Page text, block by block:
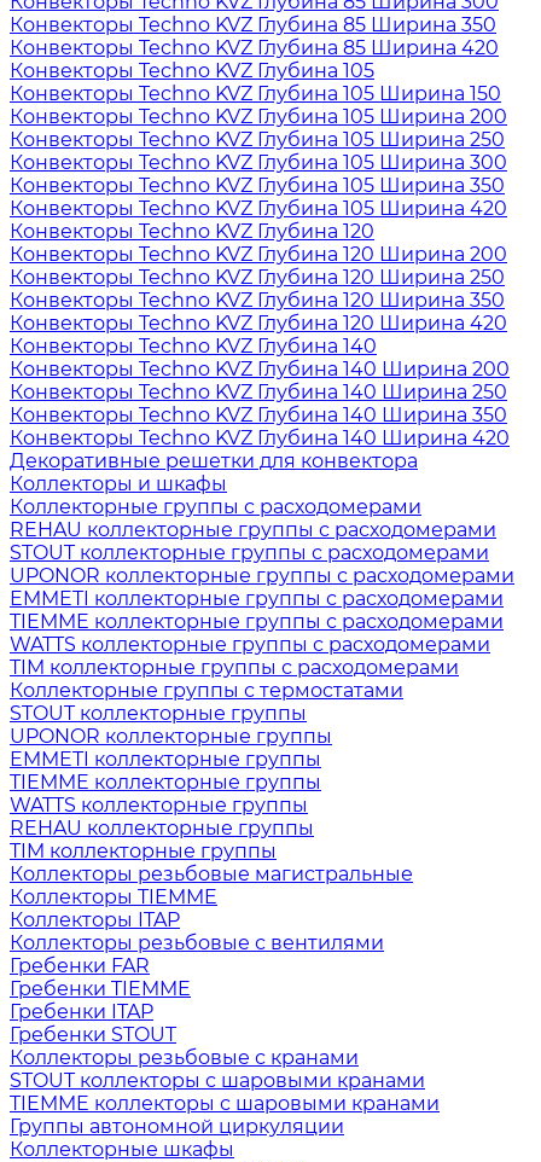
Конвекторы Techno KVZ Глубина 85 Ширина 350
Конвекторы Techno KVZ Глубина 85 Ширина 420
Конвекторы Techno KVZ Глубина 105
Конвекторы Techno KVZ Глубина 105 Ширина 150
Конвекторы Techno KVZ Глубина 105 Ширина 200
Конвекторы Techno KVZ Глубина 105 Ширина 250
Конвекторы Techno KVZ Глубина 105 Ширина 300
Конвекторы Techno KVZ Глубина 105 Ширина 350
Конвекторы Techno KVZ Глубина 105 Ширина 420
Конвекторы Techno KVZ Глубина 120
Конвекторы Techno KVZ Глубина 120 Ширина 200
Конвекторы Techno KVZ Глубина 120 Ширина 250
Конвекторы Techno KVZ Глубина 120 Ширина 350
Конвекторы Techno KVZ Глубина 120 Ширина 420
Конвекторы Techno KVZ Глубина 140
Конвекторы Techno KVZ Глубина 140 Ширина 200
Конвекторы Techno KVZ Глубина 140 Ширина 250
Конвекторы Techno KVZ Глубина 140 Ширина 350
Конвекторы Techno KVZ Глубина 140 Ширина 420
Декоративные решетки для конвектора
Коллекторы и шкафы
Коллекторные группы с расходомерами
REHAU коллекторные группы с расходомерами
STOUT коллекторные группы с расходомерами
UPONOR коллекторные группы с расходомерами
EMMETI коллекторные группы с расходомерами
TIEMME коллекторные группы с расходомерами
WATTS коллекторные группы с расходомерами
TIM коллекторные группы с расходомерами
Коллекторные группы с термостатами
STOUT коллекторные группы
UPONOR коллекторные группы
EMMETI коллекторные группы
TIEMME коллекторные группы
WATTS коллекторные группы
REHAU коллекторные группы
TIM коллекторные группы
Коллекторы резьбовые магистральные
Коллекторы TIEMME
Коллекторы ITAP
Коллекторы резьбовые с вентилями
Гребенки FAR
Гребенки TIEMME
Гребенки ITAP
Гребенки STOUT
Коллекторы резьбовые с кранами
STOUT коллекторы с шаровыми кранами
TIEMME коллекторы с шаровыми кранами
Группы автономной циркуляции
Коллекторные шкафы